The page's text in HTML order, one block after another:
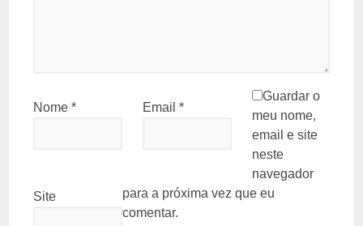
Nome* Email *
Site
Guardar o
meu nome,
email e site
neste
navegador
para a próxima vez que eu
comentar.